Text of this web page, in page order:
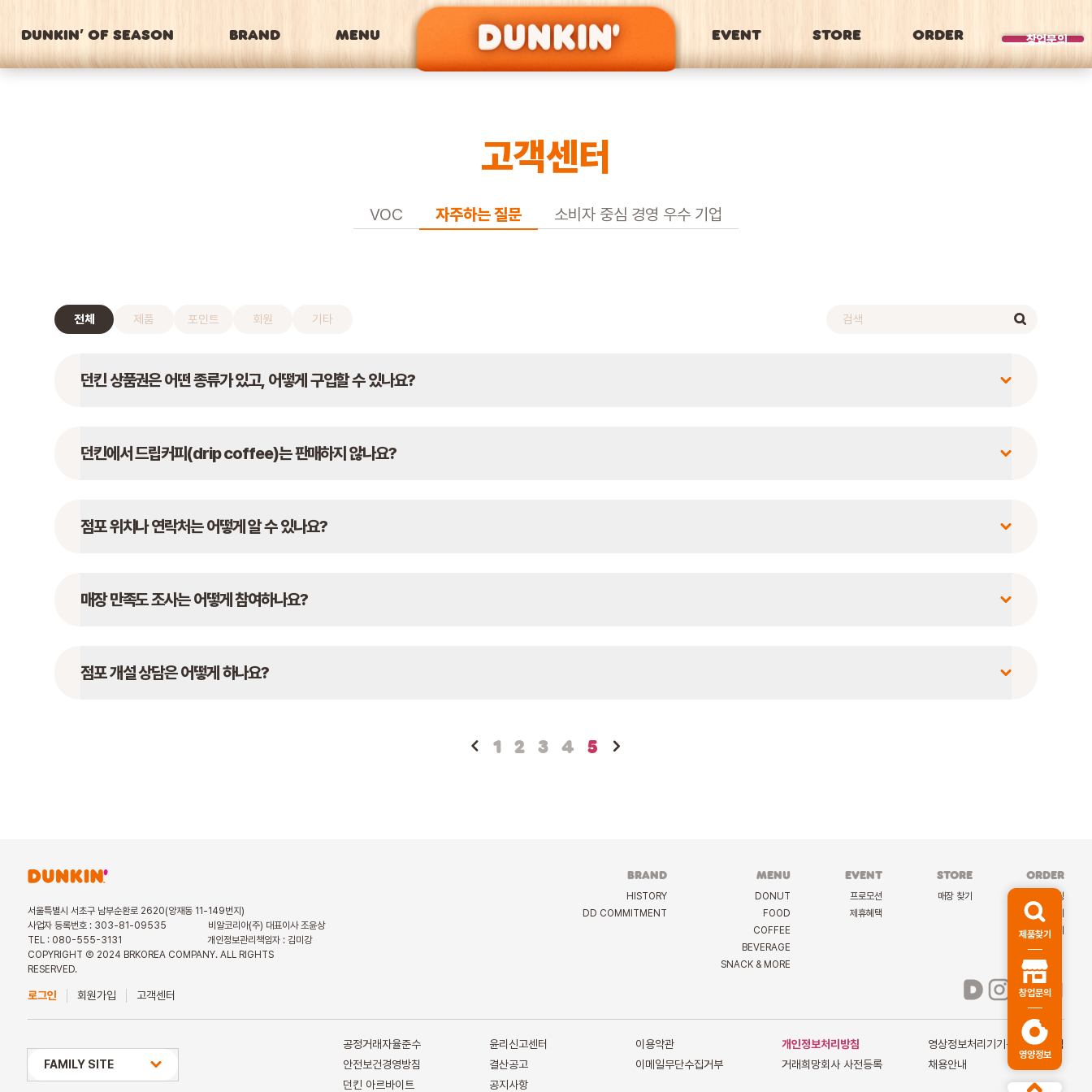
DUNKIN’ OF SEASON BRAND MENU EVENT STORE ORDER 창업문의
BRAND
고객센터
VOC 자주하는 질문 소비자 중심 경영 우수 기업
전체 제품 포인트 회원 기타
던킨 상품권은 어떤 종류가 있고, 어떻게 구입할 수 있나요?
던킨에서 드립커피(drip coffee)는 판매하지 않나요?
점포 위치나 연락처는 어떻게 알 수 있나요?
매장 만족도 조사는 어떻게 참여하나요?
점포 개설 상담은 어떻게 하나요?
1 2 3 4 5
서울특별시 서초구 남부순환로 2620(양재동 11-149번지)
사업자 등록번호 : 303-81-09535
비알코리아(주) 대표이사 조윤상
TEL : 080-555-3131
개인정보관리책임자 : 김미강
COPYRIGHT Ⓒ 2024 BRKOREA COMPANY. ALL RIGHTS
RESERVED.
BRAND
HISTORY
DD COMMITMENT
MENU
DONUT
FOOD
COFFEE
BEVERAGE
SNACK & MORE
EVENT
프로모션
제휴혜택
STORE
매장 찾기
ORDER
케이터링
딜리버리
선물하기
로그인 회원가입 고객센터
공정거래자율준수 윤리신고센터 이용약관 개인정보처리방침
영상정보처리기기운영관리방침
안전보건경영방침
결산공고 이메일무단수집거부 거래희망회사 사전등록
채용안내
던킨 아르바이트
공지사항
상미당 HOLDINGS
FAMILY SITE
제품찾기
창업문의
영양정보